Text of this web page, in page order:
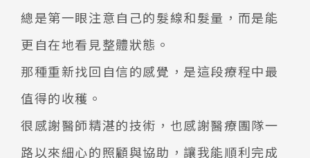
總是第一眼注意自己的髮線和髮量，而是能
更自在地看見整體狀態。
那種重新找回自信的感覺，是這段療程中最
值得的收穫。
很感謝醫師精湛的技術，也感謝醫療團隊一
路以來細心的照顧與協助，讓我能順利完成